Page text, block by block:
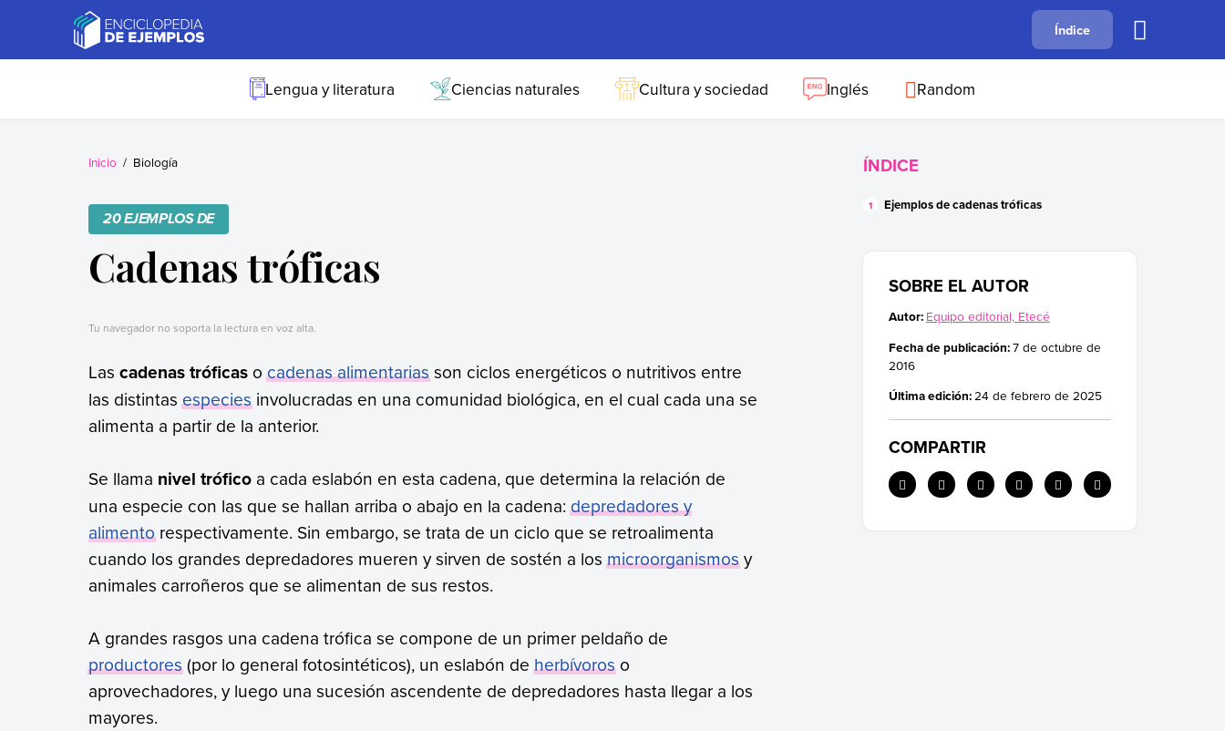
Ejemplos
Necesitas ejemplos.
B C F
Índice
Lengua y literatura Ciencias naturales Cultura y sociedad Inglés Random
Inicio Biología
20 EJEMPLOS DE
Cadenas tróficas
Tu navegador no soporta la lectura en voz alta.
Las cadenas tróficasocadenas alimentariasson ciclos energéticos o nutritivos entre
las distintasespeciesinvolucradas en una comunidad biológica, en el cual cada una se
alimenta a partir de la anterior.
Se llama nivel trófico a cada eslabón en esta cadena, que determina la relación de
una especie con las que se hallan arriba o abajo en la cadena:depredadores y
alimentorespectivamente. Sin embargo, se trata de un ciclo que se retroalimenta
cuando los grandes depredadores mueren y sirven de sostén a losmicroorganismosy
animales carroñeros que se alimentan de sus restos.
A grandes rasgos una cadena trófica se compone de un primer peldaño de
productores(por lo general fotosintéticos), un eslabón deherbívoroso
aprovechadores, y luego una sucesión ascendente de depredadores hasta llegar a los
mayores.
ÍNDICE
Ejemplos de cadenas tróficas
SOBRE EL AUTOR
Autor: Equipo editorial, Etecé
Fecha de publicación:7 de octubre de
2016
Última edición:24 de febrero de 2025
COMPARTIR